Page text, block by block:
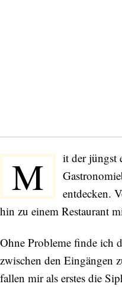
M it der jüngst
entdecken.
hin zu einem Restaurant
Ohne Probleme finde ich
zwischen den Eingängen
fallen mir als erstes die